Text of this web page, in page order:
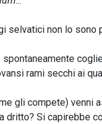
selvatici non lo sono
rami secchi ai
gli compete) venni
dritto? Si capirebbe